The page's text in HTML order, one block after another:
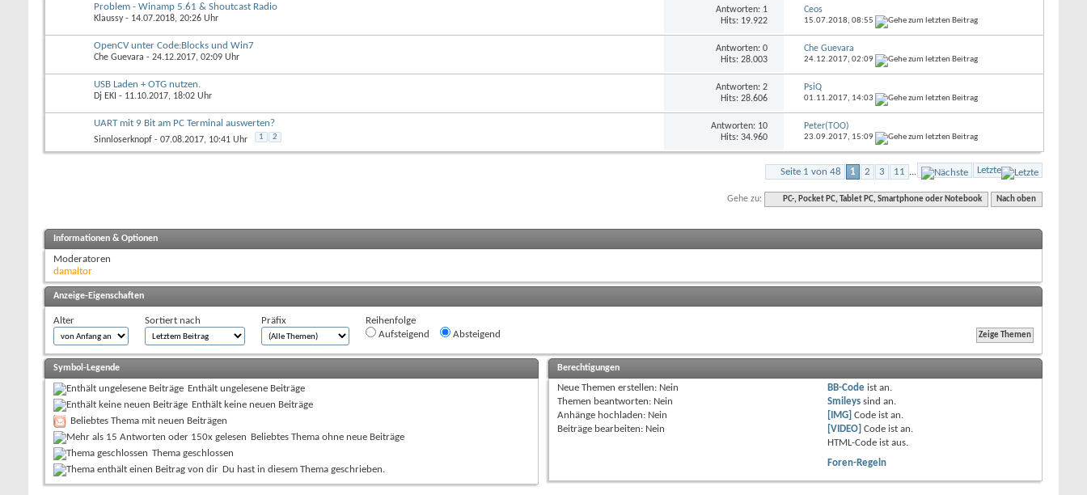
Problem - Winamp 5.61 & Shoutcast Radio
Klaussy- 14.07.2018, 20:26 Uhr
Antworten: 1
Hits: 19.922
Ceos
15.07.2018, 08:55
OpenCV unter Code:Blocks und Win7
Che Guevara - 24.12.2017, 02:09 Uhr
Antworten: 0
Hits: 28.003
Che Guevara
24.12.2017, 02:09
USB Laden + OTG nutzen.
Dj EKI - 11.10.2017, 18:02 Uhr
Antworten: 2
Hits: 28.606
PsiQ
01.11.2017, 14:03
UART mit 9 Bit am PC Terminal auswerten?
Sinnloserknopf - 07.08.2017, 10:41 Uhr 1 2
Antworten: 10
Hits: 34.960
Peter(TOO)
23.09.2017, 15:09
Seite 1 von 48 1 2 3 11 ... Letzte
Gehe zu: PC-, Pocket PC, Tablet PC, Smartphone oder Notebook Nach oben
Informationen & Optionen
Moderatoren
damaltor
Anzeige-Eigenschaften
Alter Sortiert nach Präfix
Reihenfolge
Aufsteigend
Absteigend
Symbol-Legende
Enthält ungelesene Beiträge
Enthält keine neuen Beiträge
Beliebtes Thema mit neuen Beiträgen
Beliebtes Thema ohne neue Beiträge
Thema geschlossen
Du hast in diesem Thema geschrieben.
Berechtigungen
Neue Themen erstellen: Nein
Themen beantworten: Nein
Anhänge hochladen: Nein
Beiträge bearbeiten: Nein
BB-Code istan.
Smileys sindan.
[IMG] Code istan.
[VIDEO] Code istan.
HTML-Code istaus.
Foren-Regeln